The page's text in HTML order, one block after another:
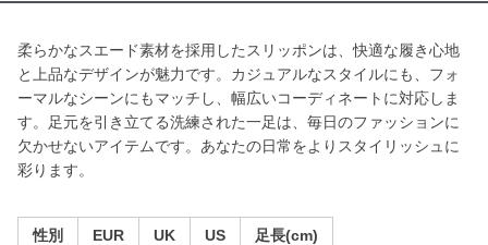
柔らかなスエード素材を採用したスリッポンは、快適な履き心地
と上品なデザインが魅力です。カジュアルなスタイルにも、フォ
ーマルなシーンにもマッチし、幅広いコーディネートに対応しま
す。足元を引き立てる洗練された一足は、毎日のファッションに
欠かせないアイテムです。あなたの日常をよりスタイリッシュに
彩ります。
性別 EUR UK US 足長(cm)